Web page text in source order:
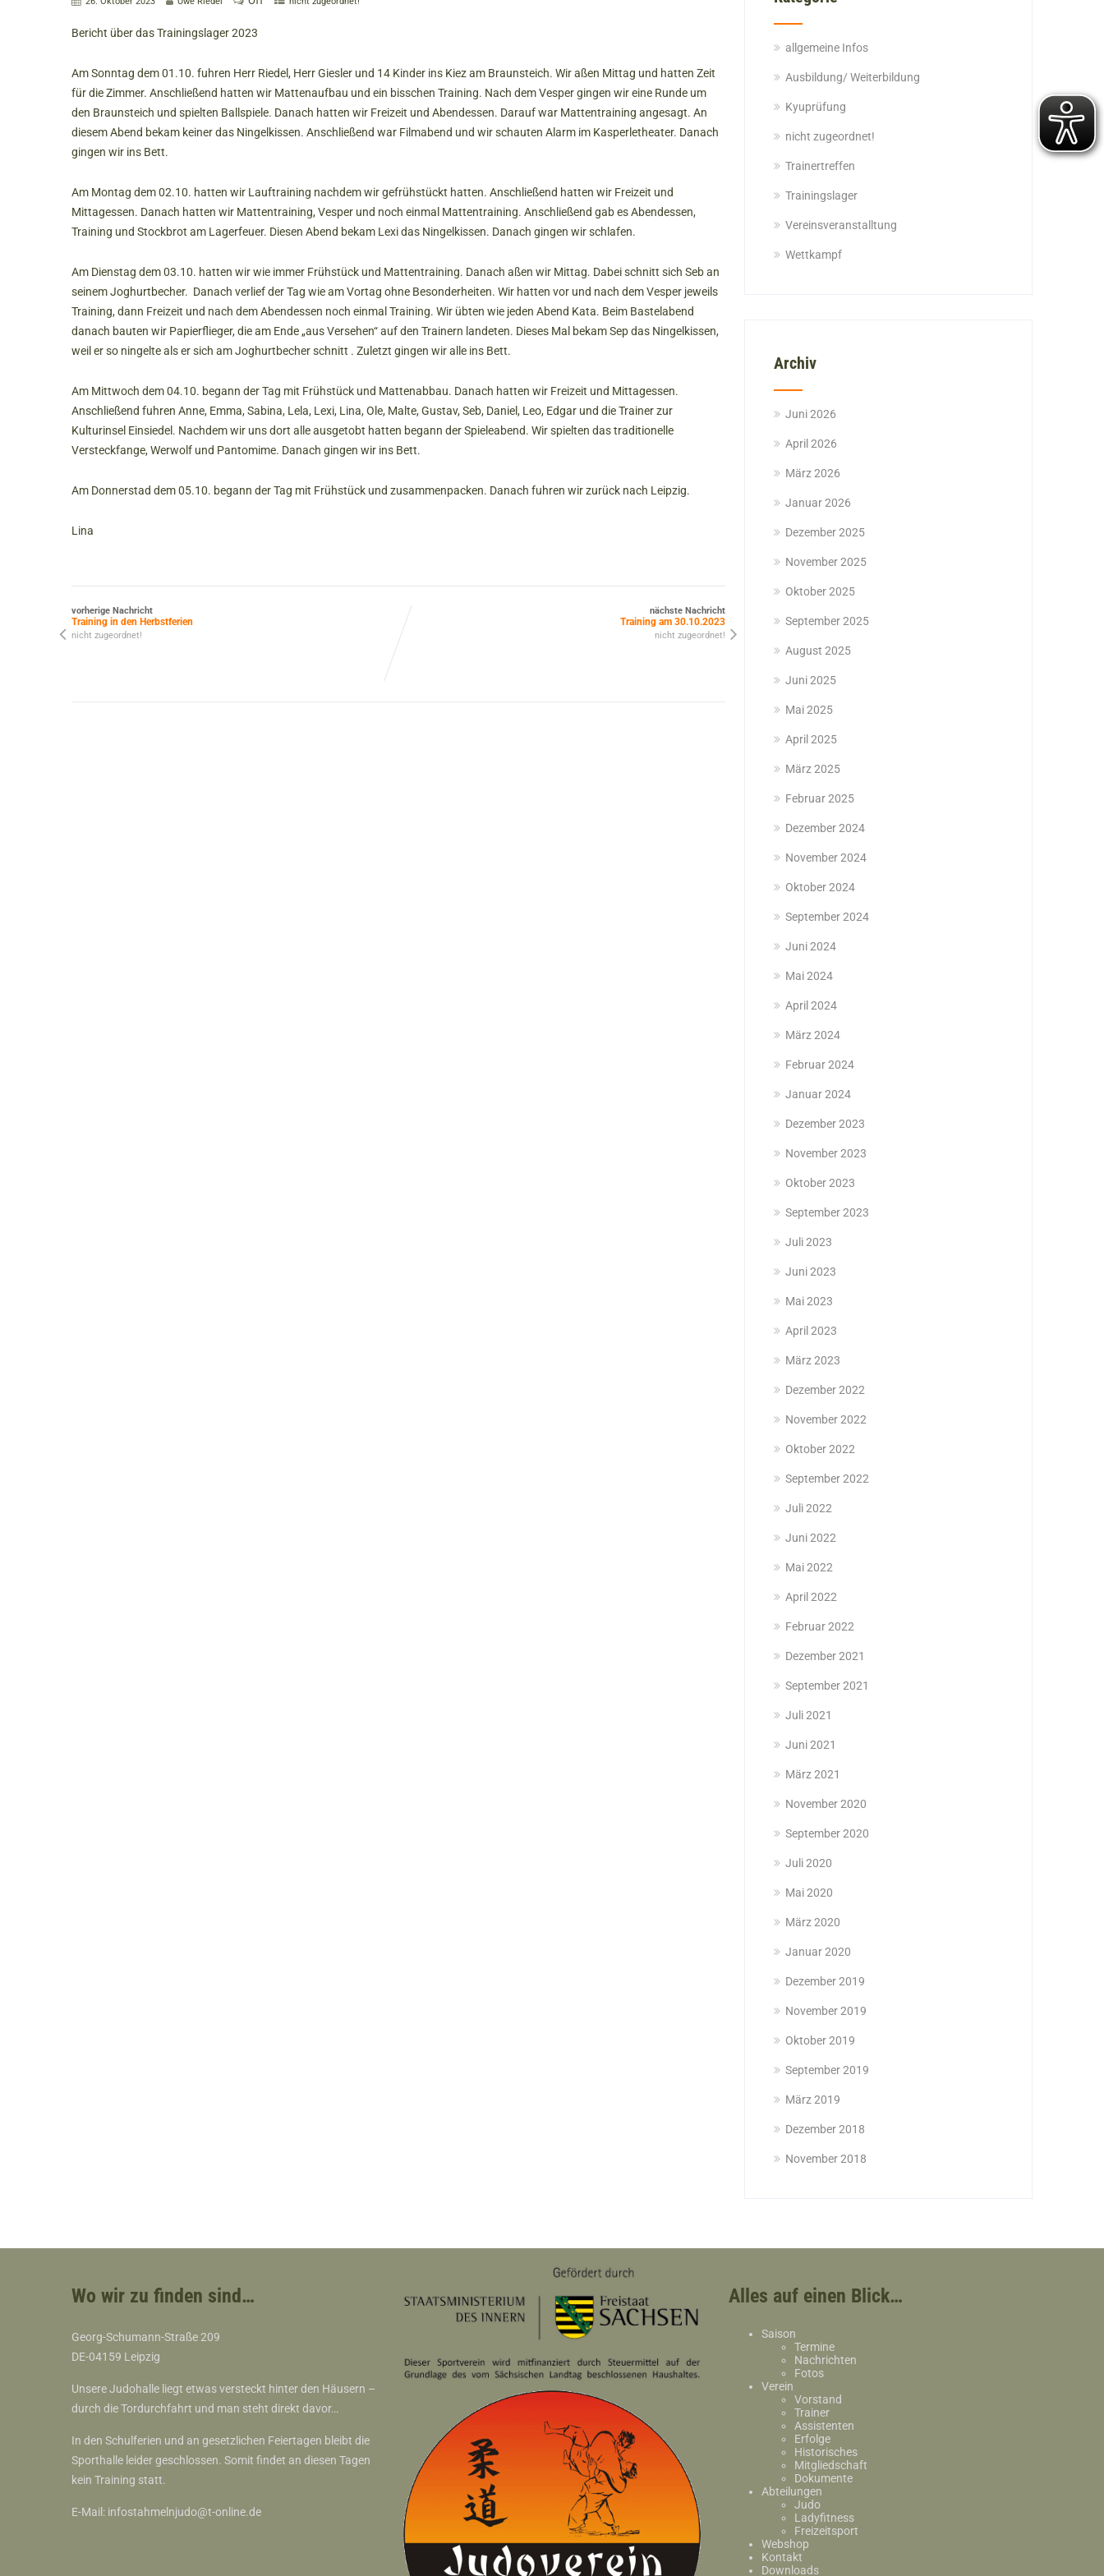
Bericht über das Trainingslager 2023
Am Sonntag dem 01.10. fuhren Herr Riedel, Herr Giesler und 14 Kinder ins Kiez am Braunsteich. Wir aßen Mittag und hatten Zeit
für die Zimmer. Anschließend hatten wir Mattenaufbau und ein bisschen Training. Nach dem Vesper gingen wir eine Runde um
den Braunsteich und spielten Ballspiele. Danach hatten wir Freizeit und Abendessen. Darauf war Mattentraining angesagt. An
diesem Abend bekam keiner das Ningelkissen. Anschließend war Filmabend und wir schauten Alarm im Kasperletheater. Danach
gingen wir ins Bett.
Am Montag dem 02.10. hatten wir Lauftraining nachdem wir gefrühstückt hatten. Anschließend hatten wir Freizeit und
Mittagessen. Danach hatten wir Mattentraining, Vesper und noch einmal Mattentraining. Anschließend gab es Abendessen,
Training und Stockbrot am Lagerfeuer. Diesen Abend bekam Lexi das Ningelkissen. Danach gingen wir schlafen.
Am Dienstag dem 03.10. hatten wir wie immer Frühstück und Mattentraining. Danach aßen wir Mittag. Dabei schnitt sich Seb an
seinem Joghurtbecher. Danach verlief der Tag wie am Vortag ohne Besonderheiten. Wir hatten vor und nach dem Vesper jeweils
Training, dann Freizeit und nach dem Abendessen noch einmal Training. Wir übten wie jeden Abend Kata. Beim Bastelabend
danach bauten wir Papierflieger, die am Ende „aus Versehen“ auf den Trainern landeten. Dieses Mal bekam Sep das Ningelkissen,
weil er so ningelte als er sich am Joghurtbecher schnitt . Zuletzt gingen wir alle ins Bett.
Am Mittwoch dem 04.10. begann der Tag mit Frühstück und Mattenabbau. Danach hatten wir Freizeit und Mittagessen.
Anschließend fuhren Anne, Emma, Sabina, Lela, Lexi, Lina, Ole, Malte, Gustav, Seb, Daniel, Leo, Edgar und die Trainer zur
Kulturinsel Einsiedel. Nachdem wir uns dort alle ausgetobt hatten begann der Spieleabend. Wir spielten das traditionelle
Versteckfange, Werwolf und Pantomime. Danach gingen wir ins Bett.
Am Donnerstad dem 05.10. begann der Tag mit Frühstück und zusammenpacken. Danach fuhren wir zurück nach Leipzig.
Lina
vorherige Nachricht
Training in den Herbstferien
nicht zugeordnet!
nächste Nachricht
Training am 30.10.2023
nicht zugeordnet!
allgemeine Infos
Ausbildung/ Weiterbildung
Kyuprüfung
nicht zugeordnet!
Trainertreffen
Trainingslager
Vereinsveranstalltung
Wettkampf
Archiv
Juni 2026
April 2026
März 2026
Januar 2026
Dezember 2025
November 2025
Oktober 2025
September 2025
August 2025
Juni 2025
Mai 2025
April 2025
März 2025
Februar 2025
Dezember 2024
November 2024
Oktober 2024
September 2024
Juni 2024
Mai 2024
April 2024
März 2024
Februar 2024
Januar 2024
Dezember 2023
November 2023
Oktober 2023
September 2023
Juli 2023
Juni 2023
Mai 2023
April 2023
März 2023
Dezember 2022
November 2022
Oktober 2022
September 2022
Juli 2022
Juni 2022
Mai 2022
April 2022
Februar 2022
Dezember 2021
September 2021
Juli 2021
Juni 2021
März 2021
November 2020
September 2020
Juli 2020
Mai 2020
März 2020
Januar 2020
Dezember 2019
November 2019
Oktober 2019
September 2019
März 2019
Dezember 2018
November 2018
Wo wir zu finden sind…
Georg-Schumann-Straße 209
DE-04159 Leipzig
Unsere Judohalle liegt etwas versteckt hinter den Häusern –
durch die Tordurchfahrt und man steht direkt davor…
In den Schulferien und an gesetzlichen Feiertagen bleibt die
Sporthalle leider geschlossen. Somit findet an diesen Tagen
kein Training statt.
E-Mail: infostahmelnjudo@t-online.de
Alles auf einen Blick…
Saison
Termine
Nachrichten
Fotos
Verein
Vorstand
Trainer
Assistenten
Erfolge
Historisches
Mitgliedschaft
Dokumente
Abteilungen
Judo
Ladyfitness
Freizeitsport
Webshop
Kontakt
Downloads